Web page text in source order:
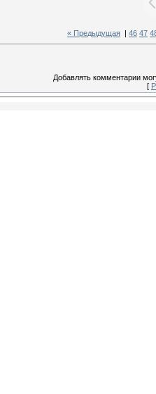
« Предыдущая 46 47
Добавлять комментарии
[